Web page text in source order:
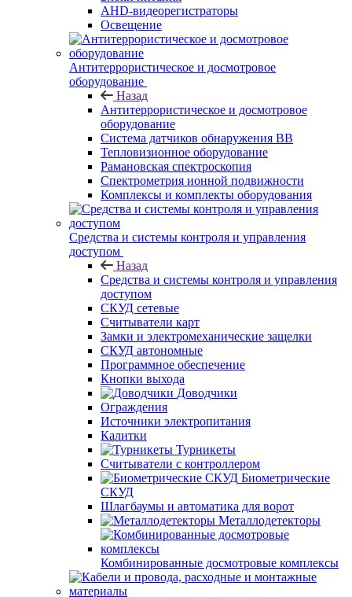
AHD-видеорегистраторы
Освещение
Антитеррористическое и досмотровое
оборудование
Назад
Антитеррористическое и досмотровое
оборудование
Cистема датчиков обнаружения ВВ
Тепловизионное оборудование
Рамановская спектроскопия
Спектрометрия ионной подвижности
Комплексы и комплекты оборудования
Средства и системы контроля и управления
доступом
Назад
Средства и системы контроля и управления
доступом
СКУД сетевые
Считыватели карт
Замки и электромеханические защелки
СКУД автономные
Программное обеспечение
Кнопки выхода
Доводчики
Ограждения
Источники электропитания
Калитки
Турникеты
Считыватели с контроллером
Биометрические
СКУД
Шлагбаумы и автоматика для ворот
Металлодетекторы
Комбинированные досмотровые комплексы